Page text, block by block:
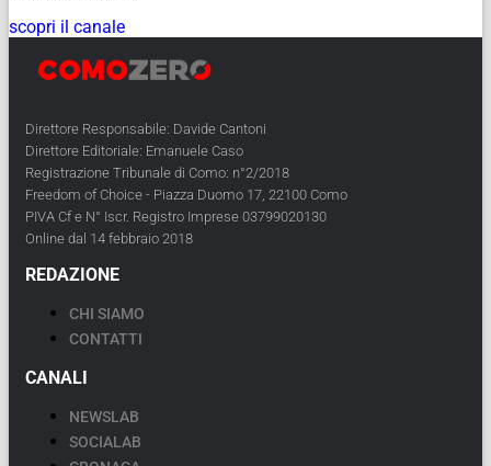
scopri il canale
Direttore Responsabile: Davide Cantoni
Direttore Editoriale: Emanuele Caso
Registrazione Tribunale di Como: n°2/2018
Freedom of Choice - Piazza Duomo 17, 22100 Como
PIVA Cf e N° Iscr. Registro Imprese 03799020130
Online dal 14 febbraio 2018
REDAZIONE
CHI SIAMO
CONTATTI
CANALI
NEWSLAB
SOCIALAB